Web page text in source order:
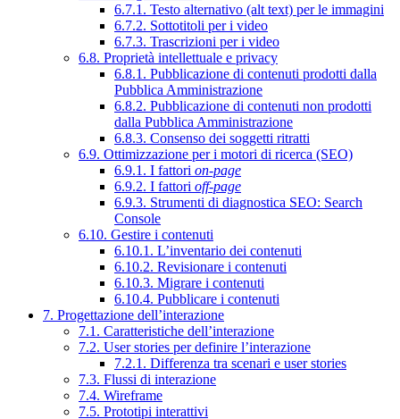
6.7.1. Testo alternativo (alt text) per le immagini
6.7.2. Sottotitoli per i video
6.7.3. Trascrizioni per i video
6.8. Proprietà intellettuale e privacy
6.8.1. Pubblicazione di contenuti prodotti dalla
Pubblica Amministrazione
6.8.2. Pubblicazione di contenuti non prodotti
dalla Pubblica Amministrazione
6.8.3. Consenso dei soggetti ritratti
6.9. Ottimizzazione per i motori di ricerca (SEO)
6.9.1. I fattori on-page
6.9.2. I fattori off-page
6.9.3. Strumenti di diagnostica SEO: Search
Console
6.10. Gestire i contenuti
6.10.1. L’inventario dei contenuti
6.10.2. Revisionare i contenuti
6.10.3. Migrare i contenuti
6.10.4. Pubblicare i contenuti
7. Progettazione dell’interazione
7.1. Caratteristiche dell’interazione
7.2. User stories per definire l’interazione
7.2.1. Differenza tra scenari e user stories
7.3. Flussi di interazione
7.4. Wireframe
7.5. Prototipi interattivi